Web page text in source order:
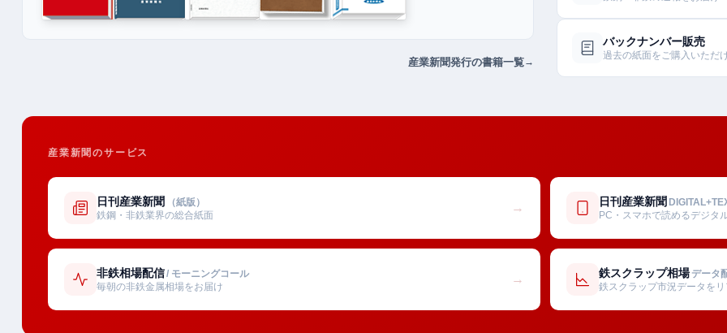
産業新聞発行の書籍一覧
バックナンバー販売
過去の紙面をご購入いただ
産業新聞のサービス
日刊産業新聞 （紙版）
鉄鋼・非鉄業界の総合紙面
→ 日刊産業新聞
PC・スマホで読めるデジタ
非鉄相場配信/ モーニングコール
毎朝の非鉄金属相場をお届け
→ 鉄スクラップ相場 データ
鉄スクラップ市況データを